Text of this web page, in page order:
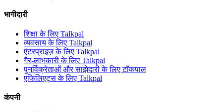
भागीदारी
शिक्षा के लिए Talkpal
व्यवसाय के लिए Talkpal
एंटरप्राइज़ के लिए Talkpal
गैर-लाभकारी के लिए Talkpal
पुनर्विक्रेताओं और साझेदारी के लिए टॉकपाल
एफिलिएट्स के लिए Talkpal
कंपनी